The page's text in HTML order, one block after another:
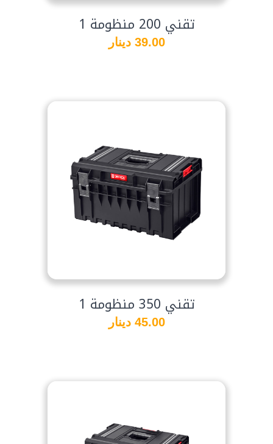
تقني 200 منظومة 1
39.00 دينار
تقني 350 منظومة 1
45.00 دينار